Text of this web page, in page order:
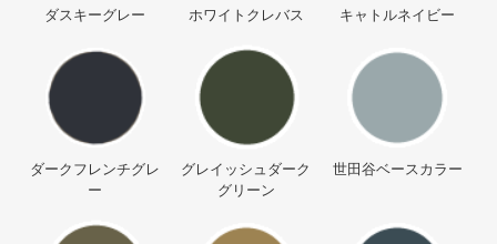
ダスキーグレー ホワイトクレバス キャトルネイビー
ダークフレンチグレ
ー
グレイッシュダーク
グリーン
世田谷ベースカラー